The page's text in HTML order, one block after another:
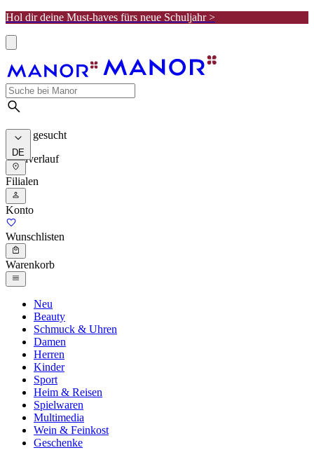
Hol dir deine Must-haves fürs neue Schuljahr >
Meist gesucht
Suchverlauf
DE
Filialen
Konto
Wunschlisten
Warenkorb
Neu
Beauty
Schmuck & Uhren
Damen
Herren
Kinder
Sport
Heim & Reisen
Spielwaren
Multimedia
Wein & Feinkost
Geschenke